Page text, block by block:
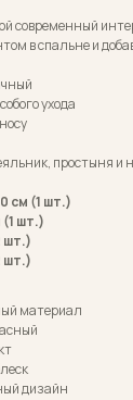
современный
в спальне и
ухода
простыня и
см (1 шт.)
шт.)
шт.)
шт.)
материал
дизайн